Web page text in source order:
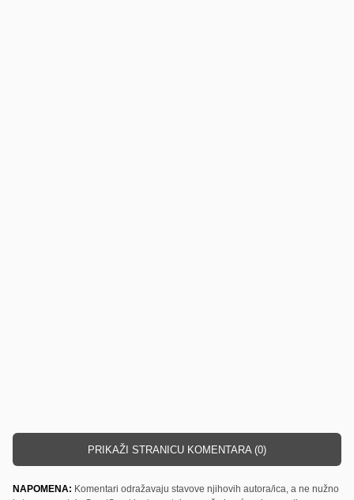
PRIKAŽI STRANICU KOMENTARA (0)
NAPOMENA: Komentari odražavaju stavove njihovih autora/ica, a ne nužno